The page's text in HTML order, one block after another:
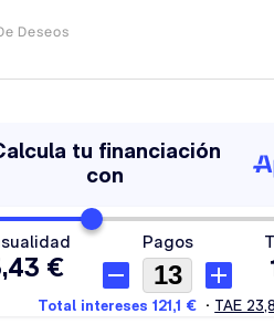
Deseos